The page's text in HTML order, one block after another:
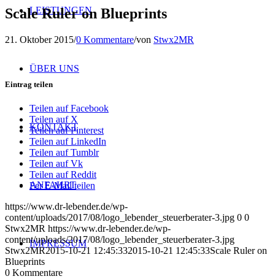
LEISTUNGEN
ÜBER UNS
KONTAKT
ANFAHRT
IMPRESSUM
Scale Ruler on Blueprints
21. Oktober 2015/0 Kommentare/von Stwx2MR
Eintrag teilen
Teilen auf Facebook
Teilen auf X
Teilen auf Pinterest
Teilen auf LinkedIn
Teilen auf Tumblr
Teilen auf Vk
Teilen auf Reddit
Per E-Mail teilen
https://www.dr-lebender.de/wp-
content/uploads/2017/08/logo_lebender_steuerberater-3.jpg 0 0
Stwx2MR https://www.dr-lebender.de/wp-
content/uploads/2017/08/logo_lebender_steuerberater-3.jpg
Stwx2MR2015-10-21 12:45:332015-10-21 12:45:33Scale Ruler on
Blueprints
0 Kommentare